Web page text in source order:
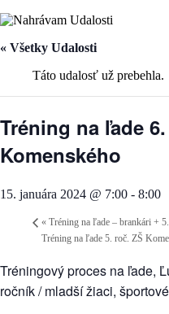
« Všetky Udalosti
Táto udalosť už prebehla.
Tréning na ľade
Komenského
15. januára 2024 @ 7:00 - 8:00
« Tréning na ľade – brankári +
Tréning na ľade 5. roč. ZŠ
Tréningový proces na ľade,
ročník / mladší žiaci,